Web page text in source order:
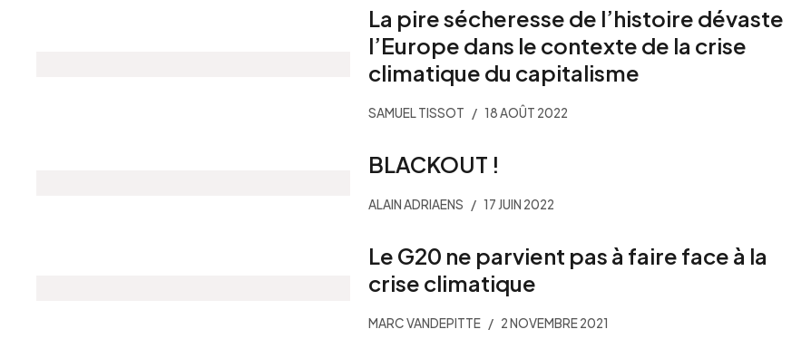
La pire sécheresse de l’histoire dévaste
l’Europe dans le contexte de la crise
climatique du capitalisme
SAMUEL TISSOT 18 AOÛT 2022
BLACKOUT !
ALAIN ADRIAENS 17 JUIN 2022
Le G20 ne parvient pas à faire face à la
crise climatique
MARC VANDEPITTE 2 NOVEMBRE 2021